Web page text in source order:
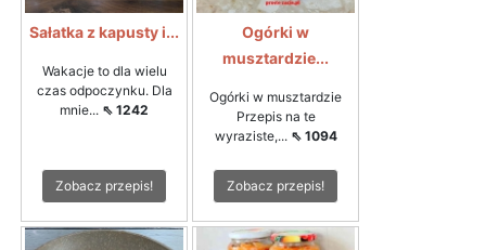
Sałatka z kapusty i...
Wakacje to dla wielu
czas odpoczynku. Dla
mnie... ⇖ 1242
Zobacz przepis!
Ogórki w
musztardzie...
Ogórki w musztardzie
Przepis na te
wyraziste,... ⇖ 1094
Zobacz przepis!